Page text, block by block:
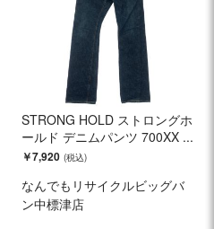
STRONG HOLD ストロングホ
ールド デニムパンツ 700XX ...
￥7,920
なんでもリサイクルビッグバ
ン中標津店